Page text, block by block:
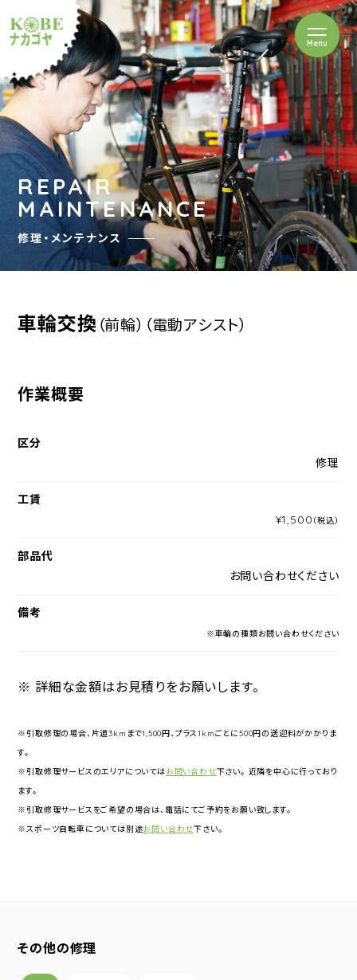
ルショップナカゴヤ
Menuを開閉
REPAIR
MAINTENANCE
修理・メンテナンス
車輪交換 （前輪） （電動アシスト）
作業概要
区分
修理
工賃
¥1,500 （税込）
部品代
お問い合わせください
備考
※車輪の種類お問い合わせください
※ 詳細な金額はお見積りをお願いします。
※引取修理の場合、片道3kmまで1,500円、プラス1kmごとに500円の送迎料がかかりま
す。
※引取修理サービスのエリアについてはお問い合わせ下さい。 近隣を中心に行っており
ます。
※引取修理サービスをご希望の場合は、電話にてご予約をお願い致します。
※スポーツ自転車については別途お問い合わせ下さい。
その他の修理